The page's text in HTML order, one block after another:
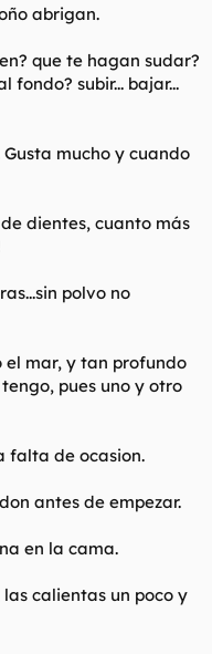
abrigan.
que te hagan sudar?
subir... bajar...
Gusta mucho y cuando
dientes, cuanto más
polvo no
el mar, y tan profundo
pues uno y otro
falta de ocasion.
antes de empezar.
en la cama.
calientas un poco y